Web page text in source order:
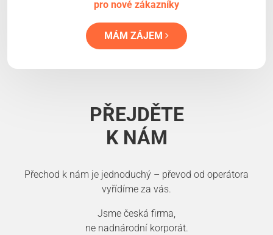
pro nové zákazníky
MÁM ZÁJEM
PŘEJDĚTE
K NÁM
Přechod k nám je jednoduchý – převod od operátora
vyřídíme za vás.
Jsme česká firma,
ne nadnárodní korporát.